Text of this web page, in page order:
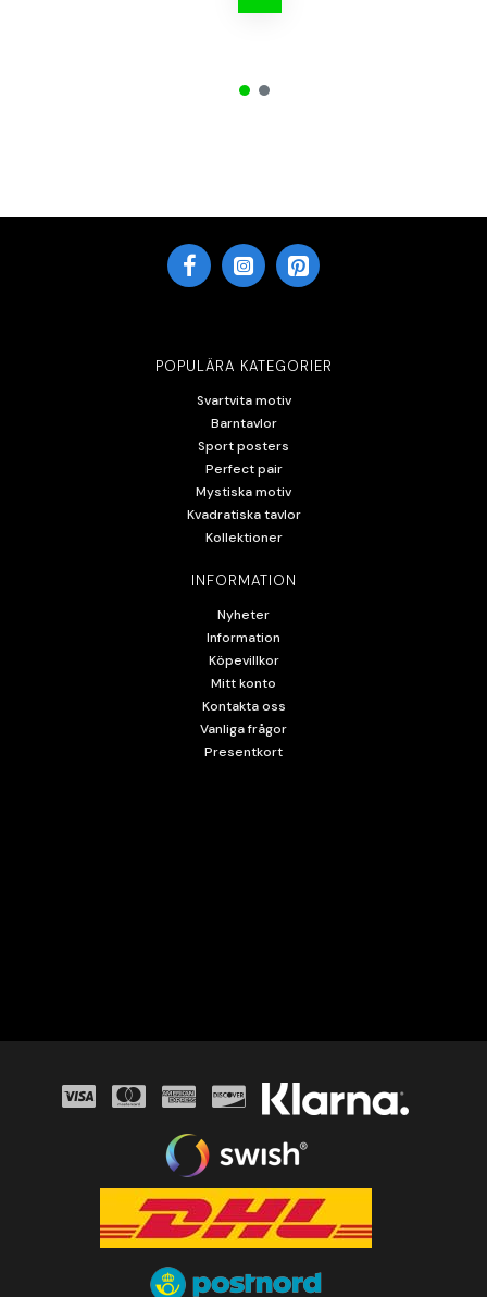
POPULÄRA KATEGORIER
Svartvita motiv
Barntavlor
Sport posters
Perfect pair
Mystiska motiv
Kvadratiska tavlor
Kollektioner
INFORMATION
Nyheter
Information
Köpevillkor
Mitt konto
Kontakta oss
Vanliga frågor
Presentkort